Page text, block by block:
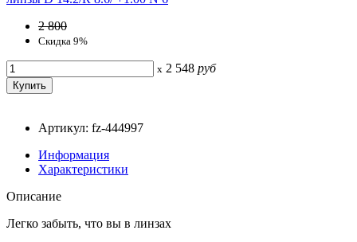
2 800
Скидка 9%
x 2 548 руб
Артикул: fz-444997
Информация
Характеристики
Описание
Легко забыть, что вы в линзах